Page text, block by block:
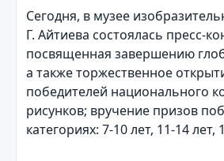
Сегодня, в музее
Г. Айтиева состоялась пресс-
посвященная завершению
а также торжественное
победителей национального
рисунков; вручение призов
категориях: 7-10 лет, 11-14 лет,